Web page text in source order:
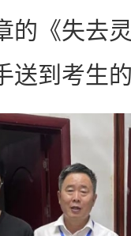
的《失去
送到考生